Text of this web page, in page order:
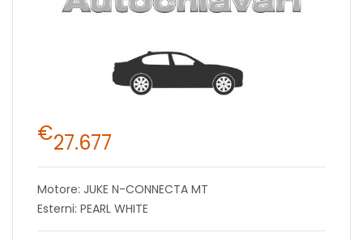
€27.677
Motore: JUKE N-CONNECTA MT
Esterni: PEARL WHITE